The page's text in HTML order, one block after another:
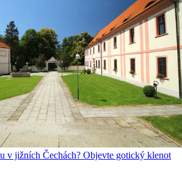
v jižních Čechách? Objevte gotický klenot